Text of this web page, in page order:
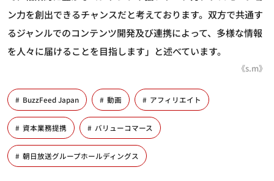
ン力を創出できるチャンスだと考えております。双方で共通す
るジャンルでのコンテンツ開発及び連携によって、多様な情報
を人々に届けることを目指します」と述べています。
《s.m》
BuzzFeed Japan 動画 アフィリエイト
資本業務提携 バリューコマース
朝日放送グループホールディングス